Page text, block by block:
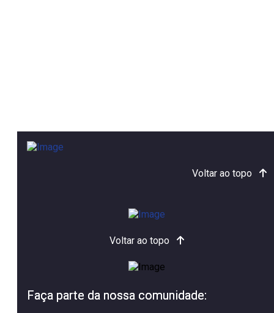
Voltar ao topo
Voltar ao topo
Faça parte da nossa comunidade: